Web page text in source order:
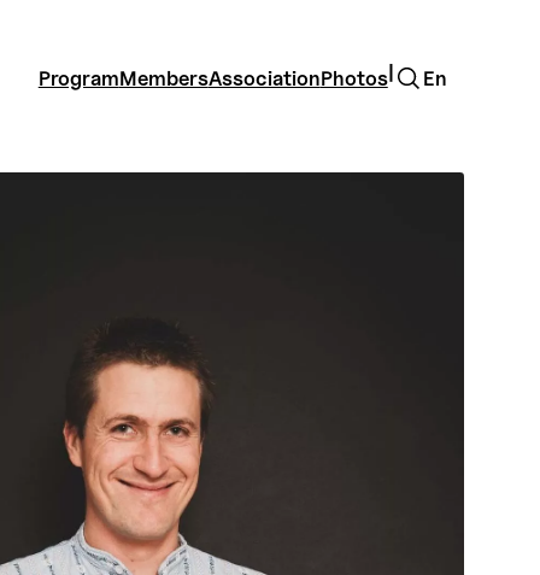
ProgramMembersAssociationPhotos
Search
En